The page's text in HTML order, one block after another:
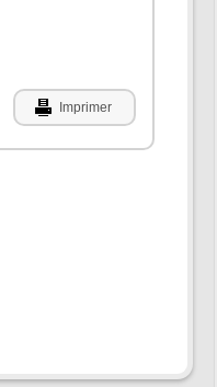
Imprimer